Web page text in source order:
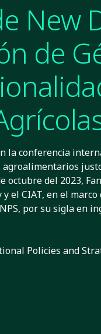
New
de
la conferencia
octubre del 2023,
el CIAT, en el
por su sigla en
Policies and